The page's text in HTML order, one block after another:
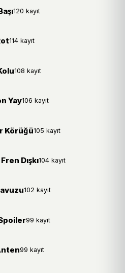
120 kayıt
114 kayıt
108 kayıt
Yay106 kayıt
Körüğü105 kayıt
Dışkı104 kayıt
102 kayıt
99 kayıt
99 kayıt